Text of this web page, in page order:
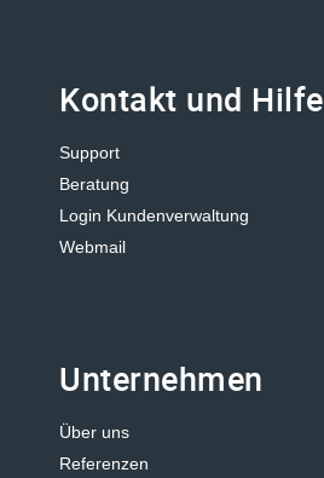
Kontakt und Hilfe
Support
Beratung
Login Kundenverwaltung
Webmail
Unternehmen
Über uns
Referenzen